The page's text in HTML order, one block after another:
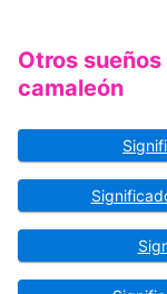
Otros
camaleón